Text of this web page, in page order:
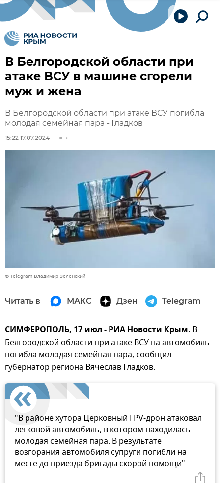
В Белгородской области при
атаке ВСУ в машине сгорели
муж и жена
В Белгородской области при атаке ВСУ погибла
молодая семейная пара - Гладков
15:22 17.07.2024
© Telegram Владимир Зеленский
Читать в МАКС Дзен Telegram
СИМФЕРОПОЛЬ, 17 июл - РИА Новости Крым. В
Белгородской области при атаке ВСУ на автомобиль
погибла молодая семейная пара, сообщил
губернатор региона Вячеслав Гладков.
"В районе хутора Церковный FPV-дрон атаковал
легковой автомобиль, в котором находилась
молодая семейная пара. В результате
возгорания автомобиля супруги погибли на
месте до приезда бригады скорой помощи"